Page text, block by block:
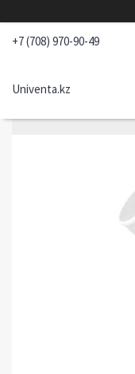
+7 (708) 970-90-49
Univenta.kz